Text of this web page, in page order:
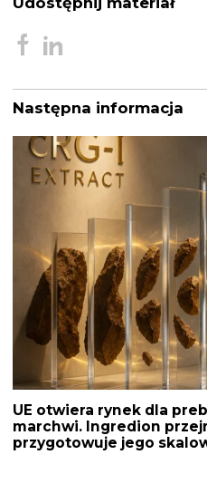
Następna informacja
Nawigacja
wpisu
UE otwiera rynek dla
marchwi. Ingredion
przygotowuje jego